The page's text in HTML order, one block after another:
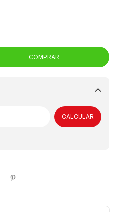
Alterar CEP
CALCULAR